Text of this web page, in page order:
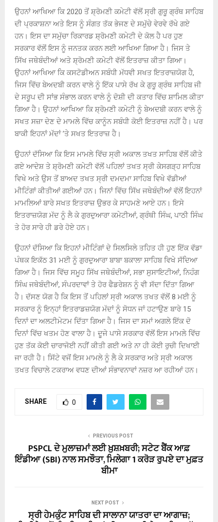
ਉਹਨਾਂ ਆਖਿਆ ਕਿ 2020 ਤੋਂ ਸ਼੍ਰੋਮਣੀ ਕਮੇਟੀ ਵੱਲੋਂ ਸ੍ਰੀ ਗੁਰੂ ਗ੍ਰੰਥ ਸਾਹਿਬ
ਦੀ ਪ੍ਰਕਾਸ਼ਨਾ ਅਤੇ ਇਸ ਨੂੰ ਸੰਗਤ ਤੱਕ ਭੇਜਣ ਦੇ ਸਮੁੱਚੇ ਵੇਰਵੇ ਰੱਖੇ ਗਏ
ਹਨ। ਇਸ ਦਾ ਸਮੁੱਚਾ ਰਿਕਾਰਡ ਸ਼੍ਰੋਮਣੀ ਕਮੇਟੀ ਦੇ ਕੋਲ ਹੈ ਪਰ ਹੁਣ
ਸਰਕਾਰ ਵੱਲੋਂ ਇਸ ਨੂੰ ਜਨਤਕ ਕਰਨ ਲਈ ਆਖਿਆ ਗਿਆ ਹੈ। ਜਿਸ ਤੇ
ਸਿੱਖ ਜਥੇਬੰਦੀਆਂ ਅਤੇ ਸ਼੍ਰੋਮਣੀ ਕਮੇਟੀ ਵੱਲੋਂ ਇਤਰਾਜ਼ ਕੀਤਾ ਗਿਆ।
ਉਹਨਾਂ ਆਖਿਆ ਕਿ ਕਸਟੋਡੀਅਨ ਸਬੰਧੀ ਮੱਧਵੀ ਸਖਤ ਇਤਰਾਜ਼ਯੋਗ ਹੈ,
ਜਿਸ ਵਿੱਚ ਬੇਅਦਬੀ ਕਰਨ ਵਾਲੇ ਨੂੰ ਇੱਕ ਪਾਸੇ ਰੱਖ ਕੇ ਗੁਰੂ ਗ੍ਰੰਥ ਸਾਹਿਬ ਜੀ
ਦੇ ਸਰੂਪ ਦੀ ਸਾਂਭ ਸੰਭਾਲ ਕਰਨ ਵਾਲੇ ਨੂੰ ਦੋਸ਼ੀ ਦੀ ਕਤਾਰ ਵਿੱਚ ਸ਼ਾਮਿਲ ਕੀਤਾ
ਗਿਆ ਹੈ। ਉਹਨਾਂ ਆਖਿਆ ਕਿ ਸ਼੍ਰੋਮਣੀ ਕਮੇਟੀ ਨੂੰ ਬੇਅਦਬੀ ਕਰਨ ਵਾਲੇ ਨੂੰ
ਸਖਤ ਸਜ਼ਾ ਦੇਣ ਦੇ ਮਾਮਲੇ ਵਿੱਚ ਕਾਨੂੰਨ ਸਬੰਧੀ ਕੋਈ ਇਤਰਾਜ਼ ਨਹੀਂ ਹੈ। ਪਰ
ਬਾਕੀ ਇਹਨਾਂ ਮੱਦਾਂ ’ਤੇ ਸਖਤ ਇਤਰਾਜ਼ ਹੈ।
ਉਹਨਾਂ ਦੱਸਿਆ ਕਿ ਇਸ ਮਾਮਲੇ ਵਿੱਚ ਸ੍ਰੀ ਅਕਾਲ ਤਖਤ ਸਾਹਿਬ ਵੱਲੋਂ ਕੀਤੇ
ਗਏ ਆਦੇਸ਼ ਤੇ ਸ਼੍ਰੋਮਣੀ ਕਮੇਟੀ ਵੱਲੋਂ ਪਹਿਲਾਂ ਤਖਤ ਸ੍ਰੀ ਕੇਸਗੜ੍ਹ ਸਾਹਿਬ
ਵਿਖੇ ਅਤੇ ਉਸ ਤੋਂ ਬਾਅਦ ਤਖਤ ਸ੍ਰੀ ਦਮਦਮਾ ਸਾਹਿਬ ਵਿਖੇ ਵੱਡੀਆਂ
ਮੀਟਿੰਗਾਂ ਕੀਤੀਆਂ ਗਈਆਂ ਹਨ। ਜਿਨਾਂ ਵਿੱਚ ਸਿੱਖ ਜਥੇਬੰਦੀਆਂ ਵੱਲੋਂ ਇਹਨਾਂ
ਮਾਮਲਿਆਂ ਬਾਰੇ ਸਖਤ ਇਤਰਾਜ਼ ਉਭਰ ਕੇ ਸਾਹਮਣੇ ਆਏ ਹਨ। ਇਸੇ
ਇਤਰਾਜ਼ਯੋਗ ਮੱਦ ਨੂੰ ਲੈ ਕੇ ਗੁਰਦੁਆਰਾ ਕਮੇਟੀਆਂ, ਗ੍ਰੰਥੀ ਸਿੰਘ, ਪਾਠੀ ਸਿੰਘ
ਤੇ ਹੋਰ ਸਾਰੇ ਹੀ ਡਰੇ ਹੋਏ ਹਨ।
ਉਹਨਾਂ ਦੱਸਿਆ ਕਿ ਇਹਨਾਂ ਮੀਟਿੰਗਾਂ ਦੇ ਸਿਲਸਿਲੇ ਤਹਿਤ ਹੀ ਹੁਣ ਇੱਕ ਵੱਡਾ
ਪੰਥਕ ਇਕੱਠ 31 ਮਈ ਨੂੰ ਗੁਰਦੁਆਰਾ ਬਾਬਾ ਬਕਾਲਾ ਸਾਹਿਬ ਵਿਖੇ ਸੱਦਿਆ
ਗਿਆ ਹੈ। ਜਿਸ ਵਿੱਚ ਸਮੂਹ ਸਿੱਖ ਜਥੇਬੰਦੀਆਂ, ਸਭਾ ਸੁਸਾਇਟੀਆਂ, ਨਿਹੰਗ
ਸਿੰਘ ਜਥੇਬੰਦੀਆਂ, ਸੰਪਰਦਾਵਾਂ ਤੇ ਹੋਰ ਫੈਡਰੇਸ਼ਨ ਨੂੰ ਵੀ ਸੱਦਾ ਦਿੱਤਾ ਗਿਆ
ਹੈ। ਦੱਸਣ ਯੋਗ ਹੈ ਕਿ ਇਸ ਤੋਂ ਪਹਿਲਾਂ ਸ੍ਰੀ ਅਕਾਲ ਤਖਤ ਵੱਲੋਂ 8 ਮਈ ਨੂੰ
ਸਰਕਾਰ ਨੂੰ ਇਨ੍ਹਾਂ ਇਤਰਾਡਜ਼ਯੋਗ ਮੱਦਾਂ ਨੂੰ ਸੋਧਨ ਜਾਂ ਹਟਾਉਣ ਬਾਰੇ 15
ਦਿਨਾਂ ਦਾ ਅਲਟੀਮੇਟਮ ਦਿੱਤਾ ਗਿਆ ਹੈ। ਜਿਸ ਦਾ ਸਮਾਂ ਅਗਲੇ ਇੱਕ ਦੋ
ਦਿਨਾਂ ਵਿੱਚ ਖਤਮ ਹੋਣ ਵਾਲਾ ਹੈ। ਦੂਜੇ ਪਾਸੇ ਸਰਕਾਰ ਵੱਲੋਂ ਇਸ ਮਾਮਲੇ ਵਿੱਚ
ਹੁਣ ਤੱਕ ਕੋਈ ਚਾਰਾਜੋਈ ਨਹੀਂ ਕੀਤੀ ਗਈ ਅਤੇ ਨਾ ਹੀ ਕੋਈ ਰੁਚੀ ਦਿਖਾਈ
ਜਾ ਰਹੀ ਹੈ। ਸਿੱਟੇ ਵਜੋਂ ਇਸ ਮਾਮਲੇ ਨੂੰ ਲੈ ਕੇ ਸਰਕਾਰ ਅਤੇ ਸ੍ਰੀ ਅਕਾਲ
ਤਖਤ ਵਿਚਾਲੇ ਟਕਰਾਅ ਵਧਣ ਦੀਆਂ ਸੰਭਾਵਨਾਵਾਂ ਨਜ਼ਰ ਆ ਰਹੀਆਂ ਹਨ।
SHARE 0
PREVIOUS POST
PSPCL ਦੇ ਮੁਲਾਜ਼ਮਾਂ ਲਈ ਖ਼ੁਸ਼ਖ਼ਬਰੀ; ਸਟੇਟ ਬੈਂਕ ਆਫ਼
ਇੰਡੀਆ (SBI) ਨਾਲ ਸਮਝੌਤਾ, ਮਿਲੇਗਾ 1 ਕਰੋੜ ਰੁਪਏ ਦਾ ਮੁਫ਼ਤ
ਬੀਮਾ
NEXT POST
ਸ੍ਰੀ ਹੇਮਕੁੰਟ ਸਾਹਿਬ ਦੀ ਸਾਲਾਨਾ ਯਾਤਰਾ ਦਾ ਆਗਾਜ਼;